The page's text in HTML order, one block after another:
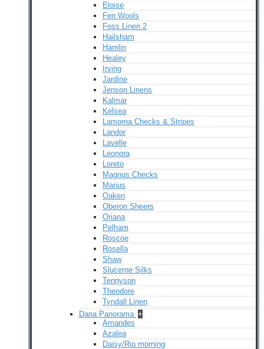
Eloise
Fen Wools
Foss Linen 2
Hailsham
Hamlin
Healey
Irving
Jardine
Jenson Linens
Kalmar
Kelsea
Lamorna Checks & Stripes
Landor
Lavelle
Leonora
Loreto
Magnus Checks
Marius
Oaken
Oberon Sheers
Oriana
Pelham
Roscoe
Rosella
Shaw
Slucerne Silks
Tennyson
Theodore
Tyndall Linen
Dana Panorama +
Amandes
Azalea
Daisy/Rio morning